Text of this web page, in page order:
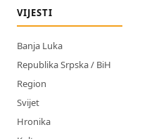
VIJESTI
Banja Luka
Republika Srpska / BiH
Region
Svijet
Hronika